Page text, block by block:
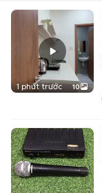
1 phút trước 10